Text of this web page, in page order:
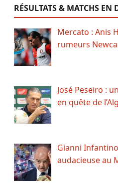
RÉSULTATS & MATCHS EN
Mercato : Anis
rumeurs
José Peseiro :
en quête de
Gianni
audacieuse au